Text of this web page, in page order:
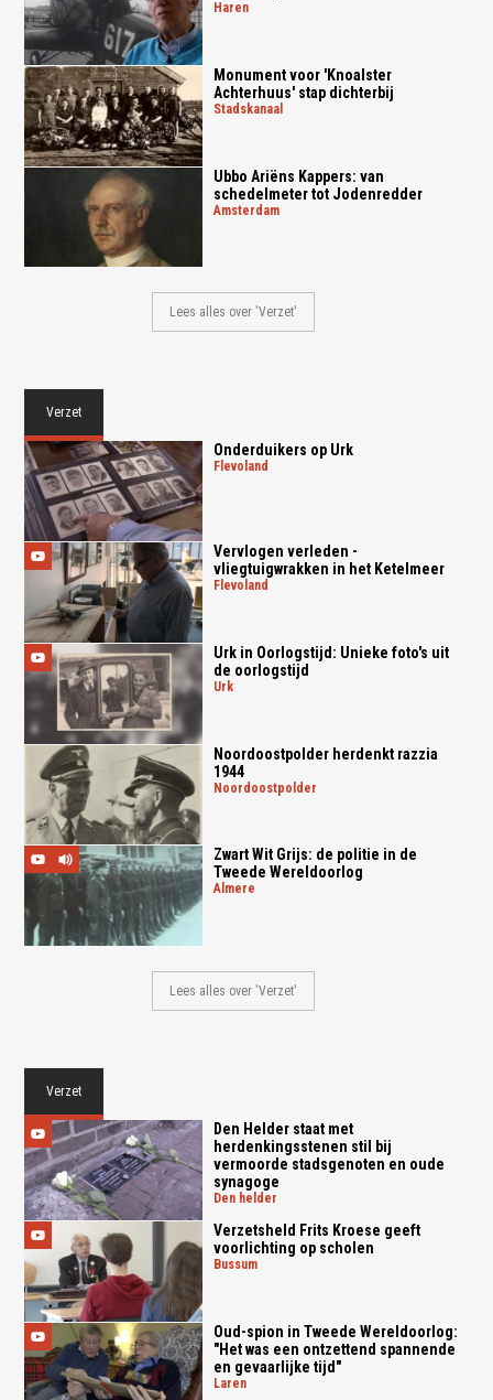
haren
Monument voor 'Knoalster
Achterhuus' stap dichterbij
stadskanaal
Ubbo Ariëns Kappers: van
schedelmeter tot Jodenredder
amsterdam
Lees alles over 'Verzet'
Verzet
Onderduikers op Urk
flevoland
Vervlogen verleden -
vliegtuigwrakken in het Ketelmeer
flevoland
Urk in Oorlogstijd: Unieke foto's uit
de oorlogstijd
urk
Noordoostpolder herdenkt razzia
1944
noordoostpolder
Zwart Wit Grijs: de politie in de
Tweede Wereldoorlog
almere
Lees alles over 'Verzet'
Verzet
Den Helder staat met
herdenkingsstenen stil bij
vermoorde stadsgenoten en oude
synagoge
den helder
Verzetsheld Frits Kroese geeft
voorlichting op scholen
bussum
Oud-spion in Tweede Wereldoorlog:
"Het was een ontzettend spannende
en gevaarlijke tijd"
laren